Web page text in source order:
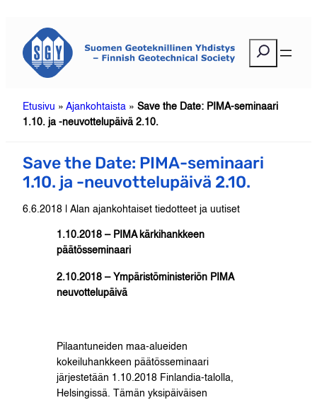
sisältöön
Etusivu » Ajankohtaista » Save the Date: PIMA-seminaari
1.10. ja -neuvottelupäivä 2.10.
Save the Date: PIMA-seminaari
1.10. ja -neuvottelupäivä 2.10.
6.6.2018 | Alan ajankohtaiset tiedotteet ja uutiset
1.10.2018 – PIMA kärkihankkeen
päätösseminaari
2.10.2018 – Ympäristöministeriön PIMA
neuvottelupäivä
Pilaantuneiden maa-alueiden
kokeiluhankkeen päätösseminaari
järjestetään 1.10.2018 Finlandia-talolla,
Helsingissä. Tämän yksipäiväisen